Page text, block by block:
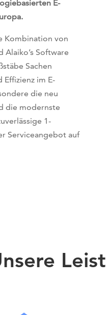
E-
Kombination von
Alaiko’s Software
Sachen
im E-
die neu
die modernste
1-
Serviceangebot auf